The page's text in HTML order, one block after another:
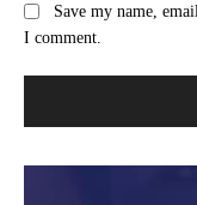
Save my name,
I comment.